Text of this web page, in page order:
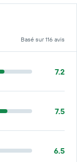
Basé sur 116 avis
7.2
7.5
6.5